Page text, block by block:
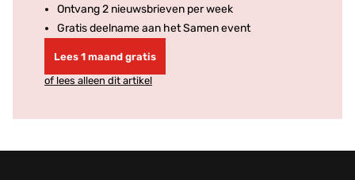
Ontvang 2 nieuwsbrieven per week
Gratis deelname aan het Samen event
Lees 1 maand gratis
of lees alleen dit artikel